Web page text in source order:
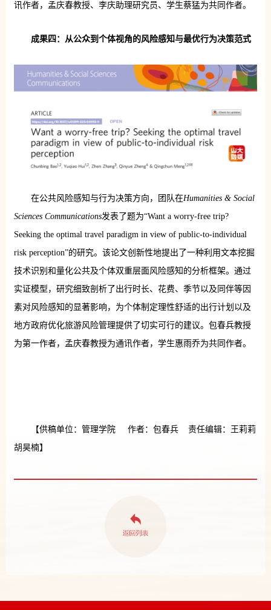
讯作者，孟庆春教授、李庆助理研究员、学生蔡猛为共同作者。
成果四：从公众到个体视角的风险感知与最优行为决策范式
在公共风险感知与行为决策方向，团队在Humanities & Social
Sciences Communications发表了题为“Want a worry-free trip?
Seeking the optimal travel paradigm in view of public-to-individual
risk perception”的研究。该论文创新性地提出了一种利用文本挖掘
技术识别和量化公共及个体双重层面风险感知的分析框架。通过
实证模型，研究细致剖析了出行时长、花费、季节以及同伴等因
素对风险感知的显著影响，为个体制定理性舒适的出行计划以及
地方政府优化旅游风险管理提供了切实可行的建议。包春兵教授
为第一作者，孟庆春教授为通讯作者，学生惠雨乔为共同作者。
【供稿单位：管理学院 作者：包春兵 责任编辑：王莉莉
胡昊楠】